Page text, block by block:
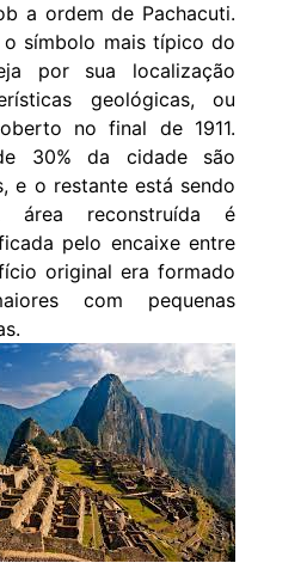
a ordem de Pachacuti.
símbolo mais típico do
por sua localização
geológicas, ou
no final de 1911.
30% da cidade são
e o restante está sendo
área reconstruída é
pelo encaixe entre
original era formado
com pequenas